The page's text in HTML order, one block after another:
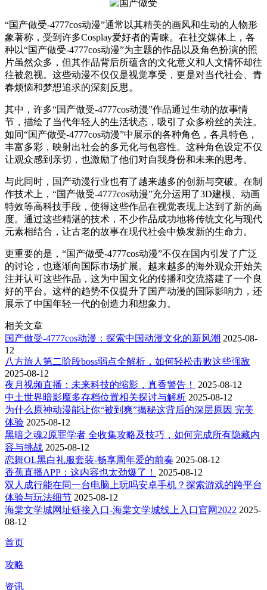
“国产做受-4777cos动漫”通常以其精美的画风和生动的人物形
象著称，受到许多Cosplay爱好者的青睐。在社交媒体上，各
种以“国产做受-4777cos动漫”为主题的作品以及角色扮演的照
片虽然众多，但其作品背后所蕴含的文化意义和人文情怀却往
往被忽视。这些动漫不仅仅是视觉享受，更是对当代社会、青
春烦恼和梦想追求的深刻反思。
其中，许多“国产做受-4777cos动漫”作品通过生动的故事情
节，描绘了当代年轻人的生活状态，吸引了众多粉丝的关注。
如同“国产做受-4777cos动漫”中展示的各种角色，各具特色，
丰富多彩，映射出社会的多元化与包容性。这种角色设定不仅
让观众感到亲切，也激励了他们对自我身份和未来的思考。
与此同时，国产动漫行业也有了越来越多的创新与突破。在制
作技术上，“国产做受-4777cos动漫”充分运用了3D建模、动画
特效等高科技手段，使得这些作品在视觉表现上达到了新的高
度。通过这些精湛的技术，不少作品成功地将传统文化与现代
元素相结合，让古老的故事在现代社会中焕发新的生命力。
更重要的是，“国产做受-4777cos动漫”不仅在国内引发了广泛
的讨论，也逐渐向国际市场扩展。越来越多的海外观众开始关
注并认可这些作品，这为中国文化的传播和交流搭建了一个良
好的平台。这样的趋势不仅提升了国产动漫的国际影响力，还
展示了中国年轻一代的创造力和想象力。
相关文章
国产做受-4777cos动漫：探索中国动漫文化的新风潮 2025-08-
12
八方旅人第二阶段boss弱点全解析，如何轻松击败这些强敌
2025-08-12
夜月视频直播：未来科技的缩影，真香警告！
2025-08-12
中土世界暗影魔多存档位置相关探讨与解析 2025-08-12
为什么原神动漫能让你“被到爽”揭秘这背后的深层原因 完美
体验 2025-08-12
黑暗之魂2原罪学者 全收集攻略及技巧，如何完成所有隐藏内
容与挑战 2025-08-12
恋舞OL黑白礼服套装-畅享周年爱的前奏 2025-08-12
香蕉直播APP：这内容也太劲爆了！
2025-08-12
双人成行能在同一台电脑上玩吗安卓手机？探索游戏的跨平台
体验与玩法细节 2025-08-12
海棠文学城网址链接入口-海棠文学城线上入口官网2022 2025-
08-12
首页
攻略
资讯